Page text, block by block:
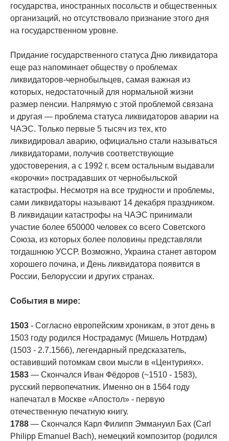
государства, иностранных посольств и общественных
организаций, но отсутствовало признание этого дня
на государственном уровне.
Придание государственного статуса Дню ликвидатора
еще раз напоминает обществу о проблемах
ликвидаторов-чернобыльцев, самая важная из
которых, недостаточный для нормальной жизни
размер пенсии. Напрямую с этой проблемой связана
и другая — проблема статуса ликвидаторов аварии на
ЧАЭС. Только первые 5 тысяч из тех, кто
ликвидировал аварию, официально стали называться
ликвидаторами, получив соответствующие
удостоверения, а с 1992 г. всем остальным выдавали
«корочки» пострадавших от чернобыльской
катастрофы. Несмотря на все трудности и проблемы,
сами ликвидаторы называют 14 декабря праздником.
В ликвидации катастрофы на ЧАЭС принимали
участие более 650000 человек со всего Советского
Союза, из которых более половины представляли
тогдашнюю УССР. Возможно, Украина станет автором
хорошего почина, и День ликвидатора появится в
России, Белоруссии и других странах.
События в мире:
1503 - Согласно европейским хроникам, в этот день в
1503 году родился Нострадамус (Мишель Нотрдам)
(1503 - 2.7.1566), легендарный предсказатель,
оставивший потомкам свои мысли в «Центуриях».
1583 — Скончался Иван Фёдоров (~1510 - 1583),
русский первопечатник. Именно он в 1564 году
напечатал в Москве «Апостол» - первую
отечественную печатную книгу.
1788 — Скончался Карл Филипп Эммануил Бах (Carl
Philipp Emanuel Bach), немецкий композитор (родился